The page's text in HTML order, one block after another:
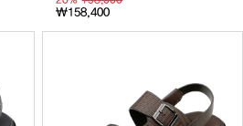
₩158,400